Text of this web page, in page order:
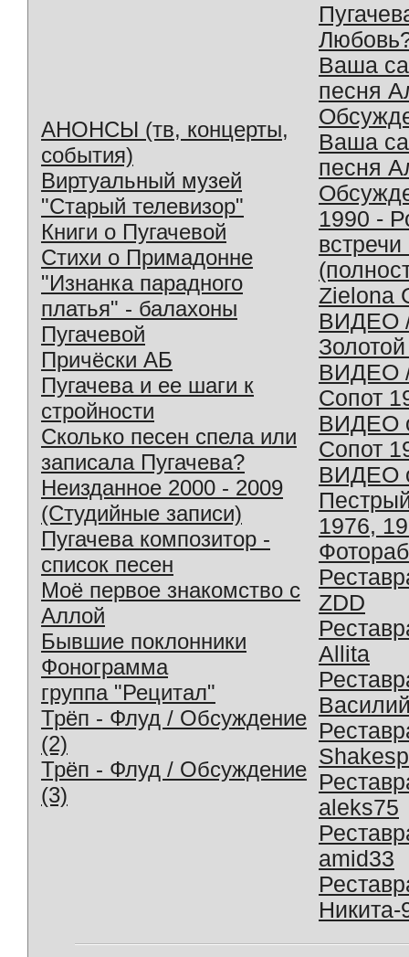
АНОНСЫ (тв, концерты,
события)
Виртуальный музей
"Старый телевизор"
Книги о Пугачевой
Стихи о Примадонне
"Изнанка парадного
платья" - балахоны
Пугачевой
Причёски АБ
Пугачева и ее шаги к
стройности
Сколько песен спела или
записала Пугачева?
Неизданное 2000 - 2009
(Студийные записи)
Пугачева композитор -
список песен
Моё первое знакомство с
Аллой
Бывшие поклонники
Фонограмма
группа "Рецитал"
Трёп - Флуд / Обсуждение
(2)
Трёп - Флуд / Обсуждение
(3)
Ваша
песня
Ваша
песня
1990 -
Zielona
ВИДЕО
ВИДЕО
Сопот
ВИДЕО
Сопот
ВИДЕО
1976,
ZDD
Allita
aleks75
amid33
Никита-